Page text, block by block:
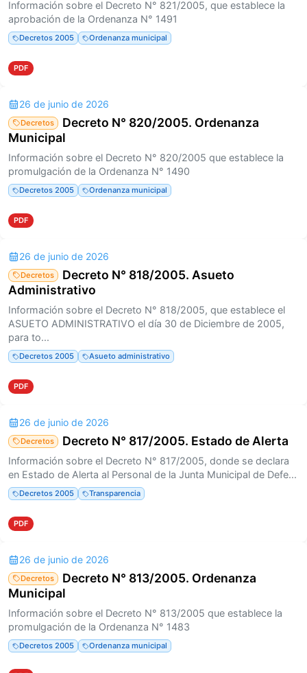
Información sobre el Decreto N° 821/2005, que establece la
aprobación de la Ordenanza N° 1491
Decretos 2005 Ordenanza municipal
PDF
26 de junio de 2026
Decretos
Decreto N° 820/2005. Ordenanza
Municipal
Información sobre el Decreto N° 820/2005 que establece la
promulgación de la Ordenanza N° 1490
Decretos 2005 Ordenanza municipal
PDF
26 de junio de 2026
Decretos
Decreto N° 818/2005. Asueto
Administrativo
Información sobre el Decreto N° 818/2005, que establece el
ASUETO ADMINISTRATIVO el día 30 de Diciembre de 2005,
para to...
Decretos 2005 Asueto administrativo
PDF
26 de junio de 2026
Decretos Decreto N° 817/2005. Estado de Alerta
Información sobre el Decreto N° 817/2005, donde se declara
en Estado de Alerta al Personal de la Junta Municipal de Defe...
Decretos 2005 Transparencia
PDF
26 de junio de 2026
Decretos
Decreto N° 813/2005. Ordenanza
Municipal
Información sobre el Decreto N° 813/2005 que establece la
promulgación de la Ordenanza N° 1483
Decretos 2005 Ordenanza municipal